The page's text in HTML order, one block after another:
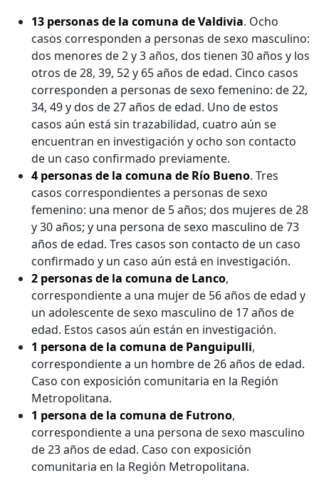
13 personas de la comuna de Valdivia. Ocho
casos corresponden a personas de sexo masculino:
dos menores de 2 y 3 años, dos tienen 30 años y los
otros de 28, 39, 52 y 65 años de edad. Cinco casos
corresponden a personas de sexo femenino: de 22,
34, 49 y dos de 27 años de edad. Uno de estos
casos aún está sin trazabilidad, cuatro aún se
encuentran en investigación y ocho son contacto
de un caso confirmado previamente.
4 personas de la comuna de Río Bueno. Tres
casos correspondientes a personas de sexo
femenino: una menor de 5 años; dos mujeres de 28
y 30 años; y una persona de sexo masculino de 73
años de edad. Tres casos son contacto de un caso
confirmado y un caso aún está en investigación.
2 personas de la comuna de Lanco,
correspondiente a una mujer de 56 años de edad y
un adolescente de sexo masculino de 17 años de
edad. Estos casos aún están en investigación.
1 persona de la comuna de Panguipulli,
correspondiente a un hombre de 26 años de edad.
Caso con exposición comunitaria en la Región
Metropolitana.
1 persona de la comuna de Futrono,
correspondiente a una persona de sexo masculino
de 23 años de edad. Caso con exposición
comunitaria en la Región Metropolitana.